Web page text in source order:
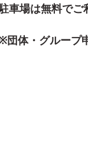
車場は無料でご
団体・グループ